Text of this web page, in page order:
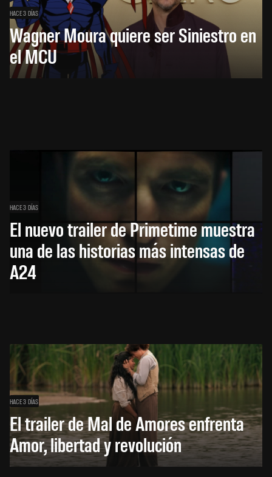
HACE 3 DÍAS
Wagner Moura quiere ser Siniestro en
el MCU
HACE 3 DÍAS
El nuevo trailer de Primetime muestra
una de las historias más intensas de
A24
HACE 3 DÍAS
El trailer de Mal de Amores enfrenta
Amor, libertad y revolución